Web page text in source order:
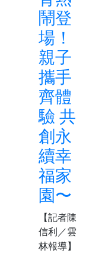
鬧登
場！
親子
攜手
齊體
驗 共
創永
續幸
福家
園〜
【記者陳
信利／雲
林報導】